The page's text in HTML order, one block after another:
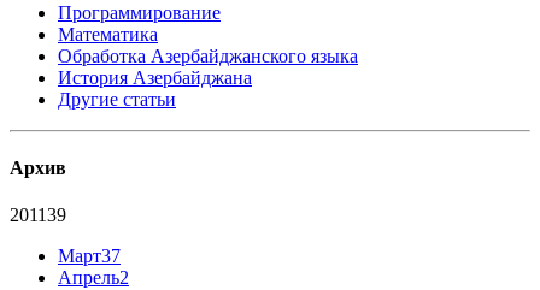
Программирование
Математика
Обработка Азербайджанского языка
История Азербайджана
Другие статьи
Архив
201139
Март37
Апрель2